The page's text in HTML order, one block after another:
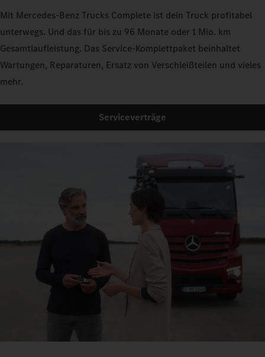
Mit Mercedes‑Benz Trucks Complete ist dein Truck profitabel
unterwegs. Und das für bis zu 96 Monate oder 1 Mio. km
Gesamtlaufleistung. Das Service-Komplettpaket beinhaltet
Wartungen, Reparaturen, Ersatz von Verschleißteilen und vieles
mehr.
Serviceverträge